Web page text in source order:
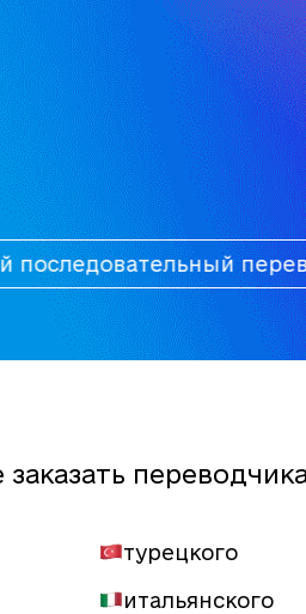
перевод
турецкого
итальянского